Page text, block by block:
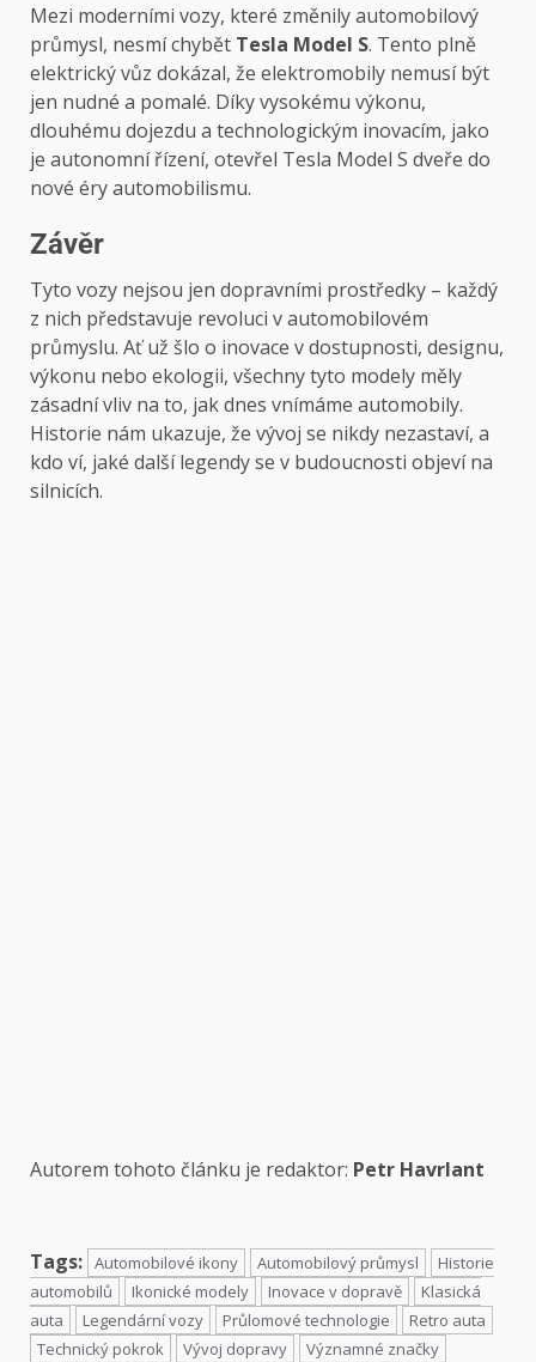
Mezi moderními vozy, které změnily automobilový
průmysl, nesmí chybět Tesla Model S. Tento plně
elektrický vůz dokázal, že elektromobily nemusí být
jen nudné a pomalé. Díky vysokému výkonu,
dlouhému dojezdu a technologickým inovacím, jako
je autonomní řízení, otevřel Tesla Model S dveře do
nové éry automobilismu.
Závěr
Tyto vozy nejsou jen dopravními prostředky – každý
z nich představuje revoluci v automobilovém
průmyslu. Ať už šlo o inovace v dostupnosti, designu,
výkonu nebo ekologii, všechny tyto modely měly
zásadní vliv na to, jak dnes vnímáme automobily.
Historie nám ukazuje, že vývoj se nikdy nezastaví, a
kdo ví, jaké další legendy se v budoucnosti objeví na
silnicích.
Autorem tohoto článku je redaktor: Petr Havrlant
Tags: Automobilové ikony Automobilový průmysl
Historie
automobilů
Ikonické modely Inovace v dopravě
Klasická
auta
Legendární vozy Průlomové technologie
Retro auta
Technický pokrok
Vývoj dopravy Významné značky